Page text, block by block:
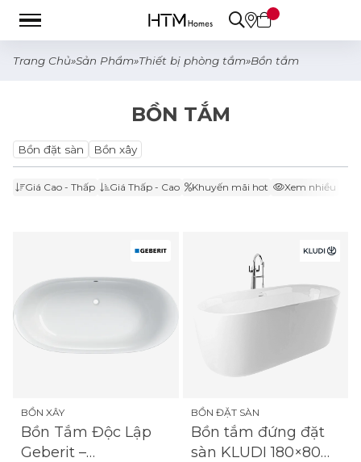
Trang Chủ»Sản Phẩm»Thiết bị phòng tắm»Bồn tắm
BỒN TẮM
Bồn đặt sàn Bồn xây
Giá Cao - Thấp Giá Thấp - Cao Khuyến mãi hot Xem nhiều
BỒN XÂY
Bồn Tắm Độc Lập
Geberit –
BỒN ĐẶT SÀN
Bồn tắm đứng đặt
sàn KLUDI 180×80